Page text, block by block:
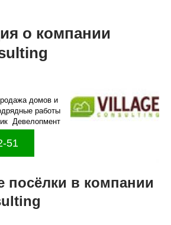
о компании
домов и
работы
Девелопмент
51
посёлки в компании